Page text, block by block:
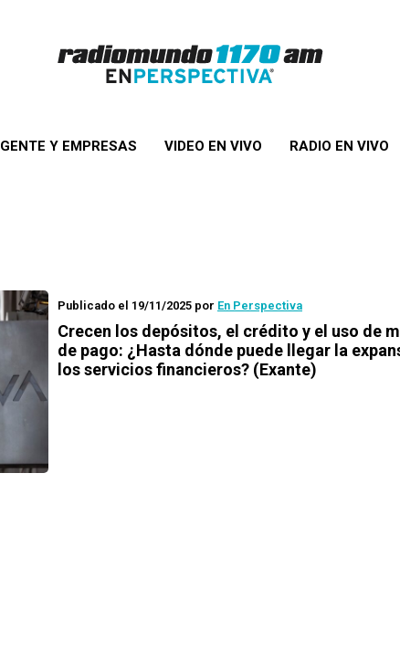
GENTE Y EMPRESAS VIDEO EN VIVO RADIO EN VIVO
Publicado el 19/11/2025 por En Perspectiva
Crecen los depósitos, el crédito y el uso de
de pago: ¿Hasta dónde puede llegar la
los servicios financieros? (Exante)